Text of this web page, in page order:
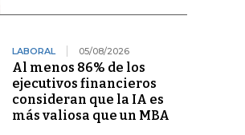
LABORAL 05/08/2026
Al menos 86% de los
ejecutivos financieros
consideran que la IA es
más valiosa que un MBA